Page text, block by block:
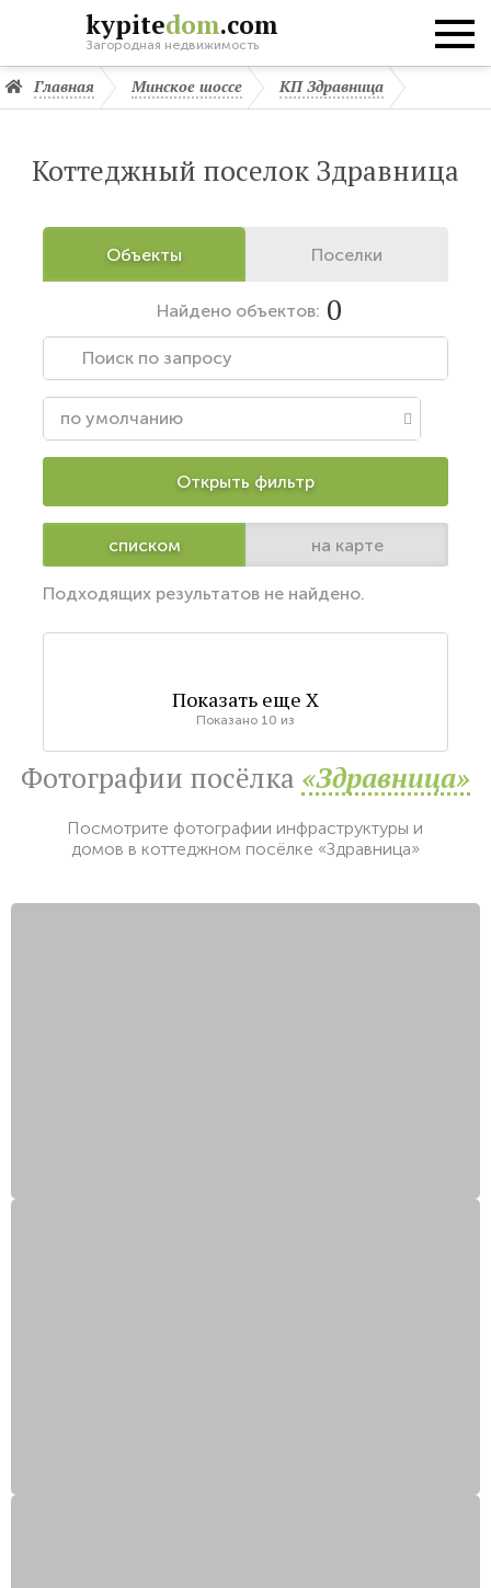
kypitedom.com
Загородная недвижимость
Главная Минское шоссе КП Здравница
Коттеджный поселок Здравница
Объекты Поселки
Найденообъектов: 0
Открыть фильтр
списком на карте
Подходящих результатов не найдено.
Показать еще X
Показано 10 из
Фотографии посёлка «Здравница»
Посмотрите фотографии инфраструктуры и
домов в коттеджном посёлке «Здравница»